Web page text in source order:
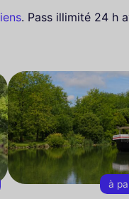
. Pass illimité 24 h
à